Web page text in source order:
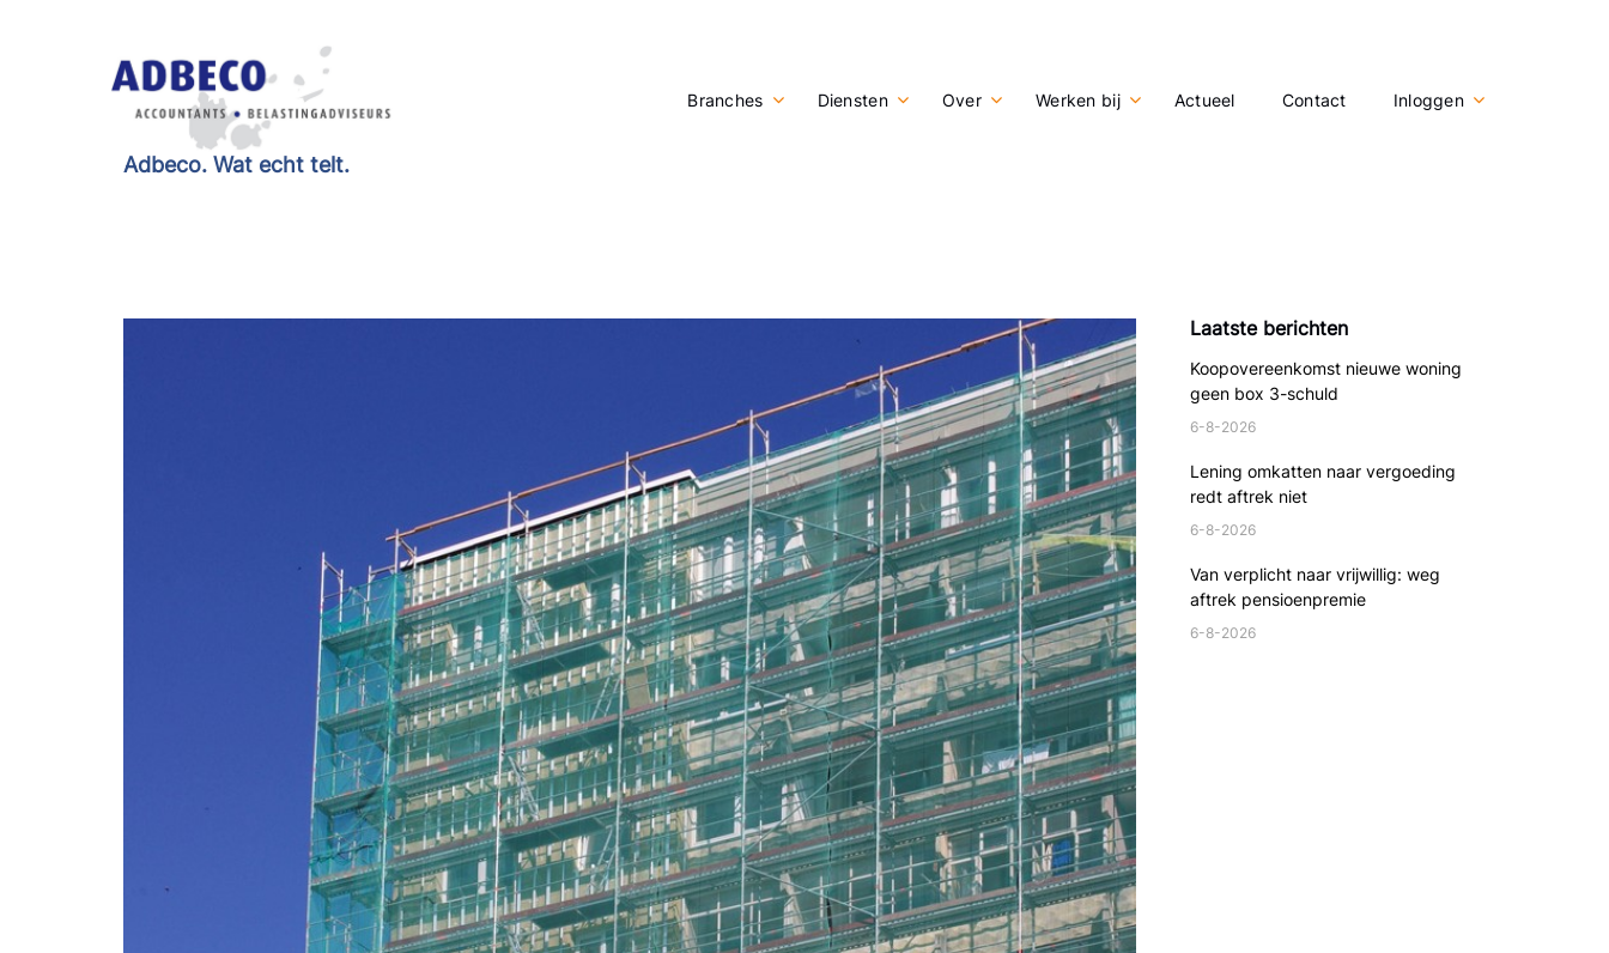
Branches Diensten Over Werken bij Actueel Contact Inloggen
Adbeco. Wat echt telt.
Laatste berichten
Koopovereenkomst nieuwe woning
geen box 3-schuld
6-8-2026
Lening omkatten naar vergoeding
redt aftrek niet
6-8-2026
Van verplicht naar vrijwillig: weg
aftrek pensioenpremie
6-8-2026